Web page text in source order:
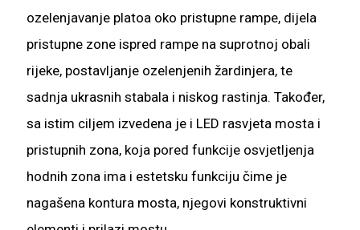
ozelenjavanje platoa oko pristupne rampe, dijela
pristupne zone ispred rampe na suprotnoj obali
rijeke, postavljanje ozelenjenih žardinjera, te
sadnja ukrasnih stabala i niskog rastinja. Također,
sa istim ciljem izvedena je i LED rasvjeta mosta i
pristupnih zona, koja pored funkcije osvjetljenja
hodnih zona ima i estetsku funkciju čime je
nagašena kontura mosta, njegovi konstruktivni